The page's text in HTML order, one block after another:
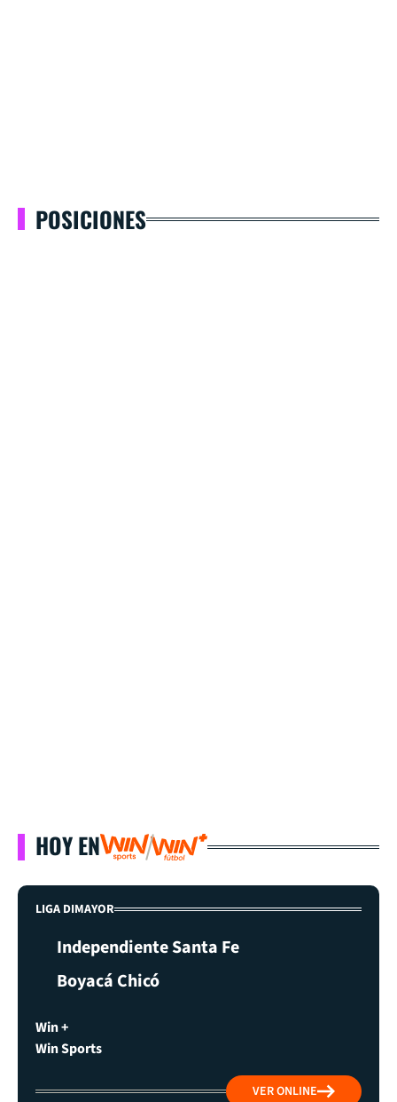
POSICIONES
HOY EN
LIGA DIMAYOR
Independiente Santa Fe
Boyacá Chicó
Win +
Win Sports
VER ONLINE